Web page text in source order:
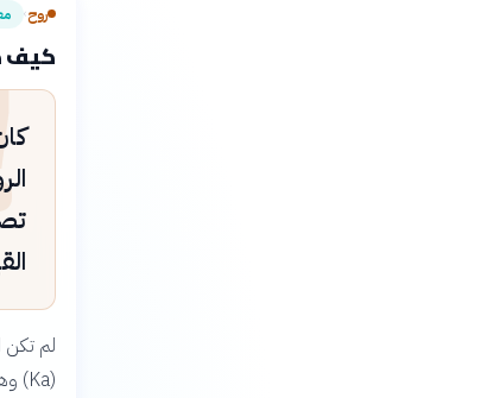
روح›
كيف
لم تكن